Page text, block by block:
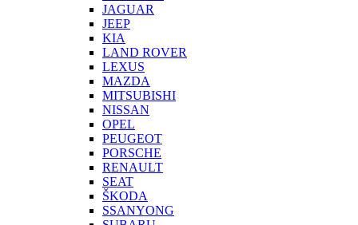
JAGUAR
JEEP
KIA
LAND ROVER
LEXUS
MAZDA
MITSUBISHI
NISSAN
OPEL
PEUGEOT
PORSCHE
RENAULT
SEAT
ŠKODA
SSANYONG